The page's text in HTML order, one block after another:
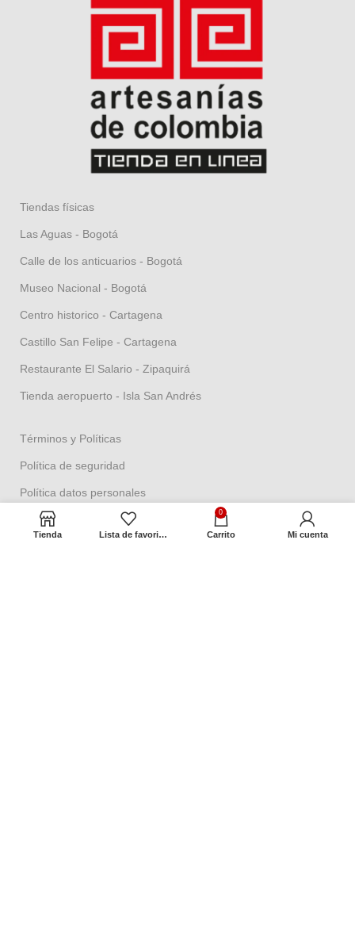
Tiendas físicas
Las Aguas - Bogotá
Calle de los anticuarios - Bogotá
Museo Nacional - Bogotá
Centro historico - Cartagena
Castillo San Felipe - Cartagena
Restaurante El Salario - Zipaquirá
Tienda aeropuerto - Isla San Andrés
Términos y Políticas
Política de seguridad
Política datos personales
Política Propiedad intelectual
Tienda Lista de favoritos
0
Carrito Mi cuenta